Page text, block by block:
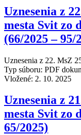
Uznesenia z
mesta Svit zo
(66/2025 – 95/
Uznesenia z 22. MsZ
Typ súboru: PDF
Vložené: 2. 10. 2025
Uznesenia z
mesta Svit zo
65/2025)